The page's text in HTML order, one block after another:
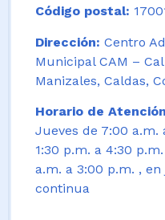
Código postal:
Dirección: Centro
Municipal CAM –
Manizales, Caldas,
Horario de
Jueves de 7:00 a.m.
1:30 p.m. a 4:30
a.m. a 3:00 p.m. ,
continua